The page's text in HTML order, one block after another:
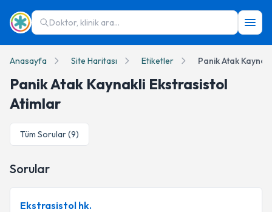
Doktor, klinik ara...
Anasayfa Site Haritası Etiketler Panik Atak
Panik Atak Kaynakli Ekstrasistol
Atimlar
Tüm Sorular (9)
Sorular
Ekstrasistol hk.